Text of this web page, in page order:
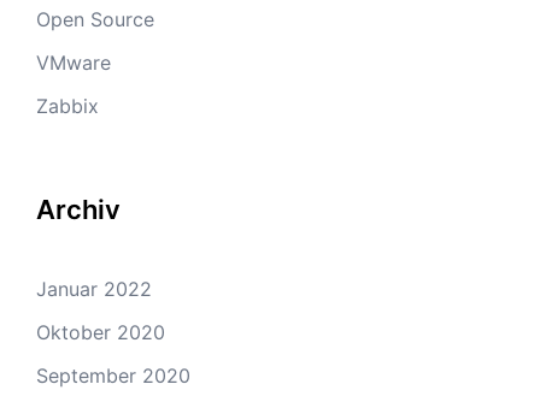
Open Source
VMware
Zabbix
Archiv
Januar 2022
Oktober 2020
September 2020